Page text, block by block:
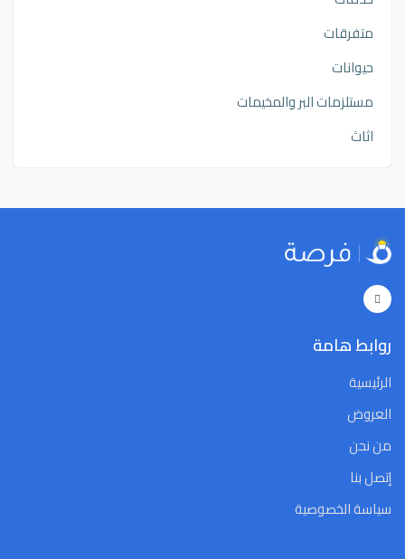
متفرقات
حيوانات
مستلزمات البر والمخيمات
اثاث
روابط هامة
الرئيسية
العروض
من نحن
إتصل بنا
سياسة الخصوصية